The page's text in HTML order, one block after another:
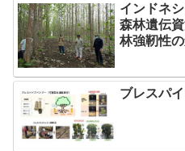
インドネ
森林遺伝
林強靭性
ブレスパ